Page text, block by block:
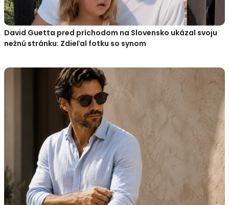
David Guetta pred príchodom na Slovensko ukázal svoju
nežnú stránku: Zdieľal fotku so synom